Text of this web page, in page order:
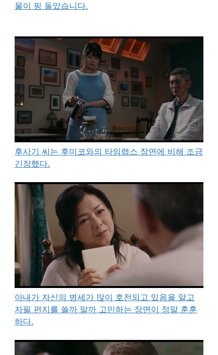
물이 핑 돌았습니다.
후사기 씨는 후미코와의 타임랩스 장면에 비해 조금
긴장했다.
아내가 자신의 병세가 많이 호전되고 있음을 알고
자필 편지를 쓸까 말까 고민하는 장면이 정말 훈훈
하다.